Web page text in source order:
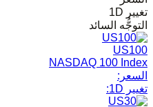
تغيير 1D
التوجُّه السائد
US100
NASDAQ 100 Index
السعر:
تغيير 1D: